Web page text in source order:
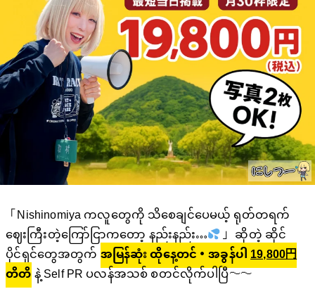
「Nishinomiya ကလူတွေကို သိစေချင်ပေမယ့် ရုတ်တရက်
ဈေးကြီးတဲ့ကြော်ငြာကတော့ နည်းနည်း… 」 ဆိုတဲ့ ဆိုင်
ပိုင်ရှင်တွေအတွက်အမြန်ဆုံး ထိုနေ့တင်・အခွန်ပါ19,800円
တိတိနဲ့ Self PR ပလန်အသစ် စတင်လိုက်ပါပြီ〜〜